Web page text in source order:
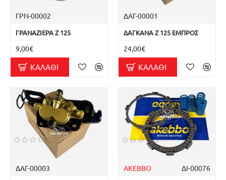
ΓΡΝ-00002
ΓΡΑΝΑΖΙΕΡΑ Z 125
9,00€
ΚΑΛΆΘΙ
ΔΑΓ-00001
ΔΑΓΚΑΝΑ Z 125 ΕΜΠΡΟΣ
24,00€
ΚΑΛΆΘΙ
ΔΑΓ-00003 AKEBBO ΔΙ-00076